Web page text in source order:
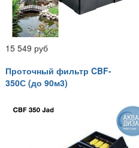
15 549 руб
Проточный фильтр CBF-
350С (до 90м3)